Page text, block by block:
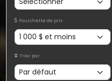
Fourchette de prix
Trier par